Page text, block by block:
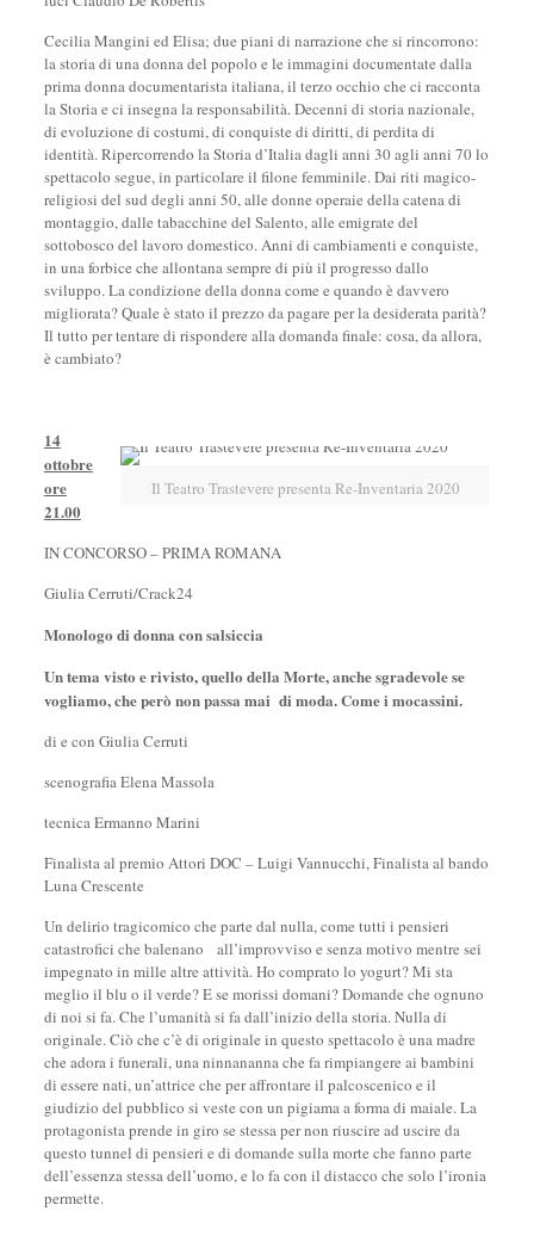
Cecilia Mangini ed Elisa; due piani di narrazione che si rincorrono:
la storia di una donna del popolo e le immagini documentate dalla
prima donna documentarista italiana, il terzo occhio che ci racconta
la Storia e ci insegna la responsabilità. Decenni di storia nazionale,
di evoluzione di costumi, di conquiste di diritti, di perdita di
identità. Ripercorrendo la Storia d’Italia dagli anni 30 agli anni 70 lo
spettacolo segue, in particolare il filone femminile. Dai riti magico-
religiosi del sud degli anni 50, alle donne operaie della catena di
montaggio, dalle tabacchine del Salento, alle emigrate del
sottobosco del lavoro domestico. Anni di cambiamenti e conquiste,
in una forbice che allontana sempre di più il progresso dallo
sviluppo. La condizione della donna come e quando è davvero
migliorata? Quale è stato il prezzo da pagare per la desiderata parità?
Il tutto per tentare di rispondere alla domanda finale: cosa, da allora,
è cambiato?
Il Teatro Trastevere presenta Re-Inventaria 2020
14
ottobre
ore
21.00
IN CONCORSO – PRIMA ROMANA
Giulia Cerruti/Crack24
Monologo di donna con salsiccia
Un tema visto e rivisto, quello della Morte, anche sgradevole se
vogliamo, che però non passa mai di moda. Come i mocassini.
di e con Giulia Cerruti
scenografia Elena Massola
tecnica Ermanno Marini
Finalista al premio Attori DOC – Luigi Vannucchi, Finalista al bando
Luna Crescente
Un delirio tragicomico che parte dal nulla, come tutti i pensieri
catastrofici che balenano all’improvviso e senza motivo mentre sei
impegnato in mille altre attività. Ho comprato lo yogurt? Mi sta
meglio il blu o il verde? E se morissi domani? Domande che ognuno
di noi si fa. Che l’umanità si fa dall’inizio della storia. Nulla di
originale. Ciò che c’è di originale in questo spettacolo è una madre
che adora i funerali, una ninnananna che fa rimpiangere ai bambini
di essere nati, un’attrice che per affrontare il palcoscenico e il
giudizio del pubblico si veste con un pigiama a forma di maiale. La
protagonista prende in giro se stessa per non riuscire ad uscire da
questo tunnel di pensieri e di domande sulla morte che fanno parte
dell’essenza stessa dell’uomo, e lo fa con il distacco che solo l’ironia
permette.